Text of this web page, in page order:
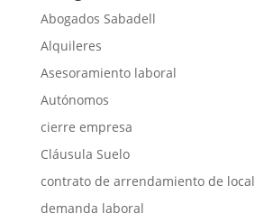
Abogados Sabadell
Alquileres
Asesoramiento laboral
Autónomos
cierre empresa
Cláusula Suelo
contrato de arrendamiento de local
demanda laboral